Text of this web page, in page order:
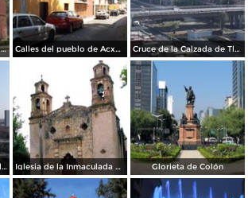
La parroquia de Panzacola a orillas del Río Churubusco. Abril/2014 Calles del pueblo de Acxotla en la colonia Florida. Abril/2014 Cruce de la Calzada de Tlalpan y el eje 7 sur Emiliano Zapata. Abril/2014
Calzada de Tlalpan y Emiliano Zapata. Abril/2014 Iglesia de la Inmaculada Concepción Glorieta de Colón